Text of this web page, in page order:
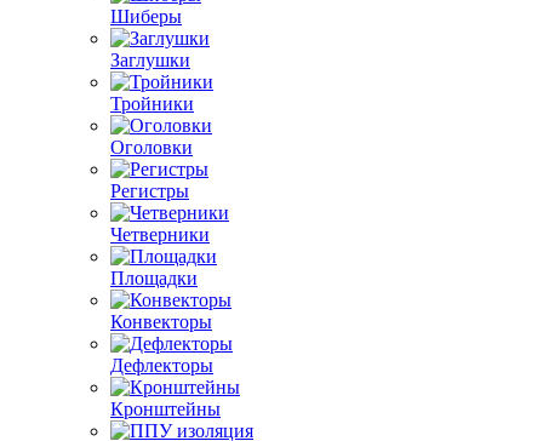
Шиберы
Заглушки
Тройники
Оголовки
Регистры
Четверники
Площадки
Конвекторы
Дефлекторы
Кронштейны